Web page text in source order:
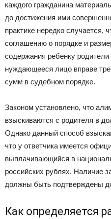
каждого гражданина
до достижения ими
практике нередко случается,
соглашению о порядке и
содержания ребенку
нуждающееся лицо вправе
сумм в судебном порядке.
Законом установлено, что
взыскиваются с родителя в
Однако данный способ
что у ответчика имеется
выплачивающийся в
российских рублях. Наличие
должны быть подтверждены
Как определяется